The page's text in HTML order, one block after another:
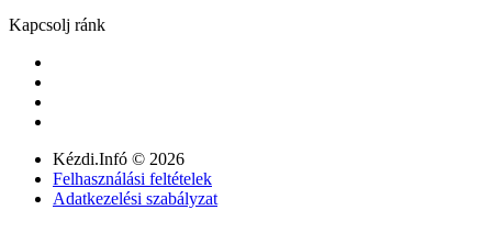
Kapcsolj ránk
Kézdi.Infó © 2026
Felhasználási feltételek
Adatkezelési szabályzat